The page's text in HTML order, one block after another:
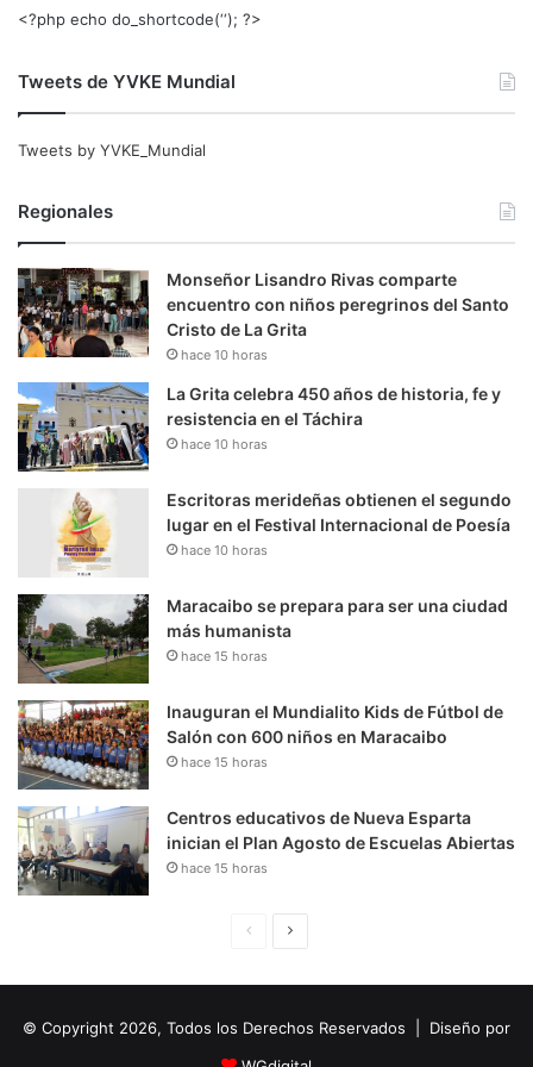
<?php echo do_shortcode(‘‘); ?>
Tweets de YVKE Mundial
Tweets by YVKE_Mundial
Regionales
Monseñor Lisandro Rivas comparte
encuentro con niños peregrinos del Santo
Cristo de La Grita
hace 10 horas
La Grita celebra 450 años de historia, fe y
resistencia en el Táchira
hace 10 horas
Escritoras merideñas obtienen el segundo
lugar en el Festival Internacional de Poesía
hace 10 horas
Maracaibo se prepara para ser una ciudad
más humanista
hace 15 horas
Inauguran el Mundialito Kids de Fútbol de
Salón con 600 niños en Maracaibo
hace 15 horas
Centros educativos de Nueva Esparta
inician el Plan Agosto de Escuelas Abiertas
hace 15 horas
i
u
© Copyright 2026, Todos los Derechos Reservados | Diseño por